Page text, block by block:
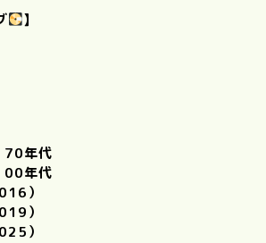
】
70年代
00年代
）
）
）
青春映画おすすめ｜1980年